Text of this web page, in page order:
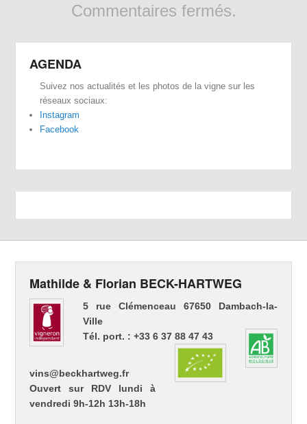
Commentaires fermés.
AGENDA
Suivez nos actualités et les photos de la vigne sur les
réseaux sociaux:
Instagram
Facebook
Mathilde & Florian BECK-HARTWEG
5 rue Clémenceau 67650 Dambach-la-
Ville
Tél. port. : +33 6 37 88 47 43
vins@beckhartweg.fr
Ouvert sur RDV lundi à
vendredi 9h-12h 13h-18h